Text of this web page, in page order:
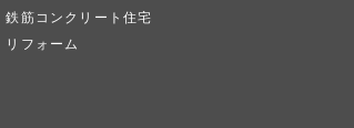
鉄筋コンクリート住宅
リフォーム